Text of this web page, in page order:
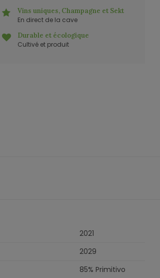
Vins uniques, Champagne et Sekt
En direct de la cave
Durable et écologique
Cultivé et produit
2021
2029
85% Primitivo